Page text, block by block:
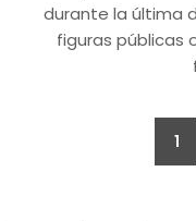
durante la última
figuras públicas
1